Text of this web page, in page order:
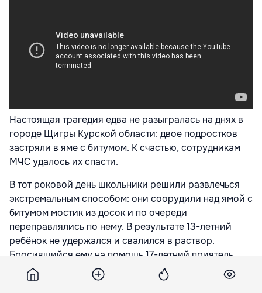
Настоящая трагедия едва не разыгралась на днях в
городе Щигры Курской области: двое подростков
застряли в яме с битумом. К счастью, сотрудникам
МЧС удалось их спасти.
В тот роковой день школьники решили развлечься
экстремальным способом: они соорудили над ямой с
битумом мостик из досок и по очереди
переправлялись по нему. В результате 13-летний
ребёнок не удержался и свалился в раствор.
Бросившийся ему на помощь 17-летний приятель
также увяз в битуме, пишет
Unise.ru